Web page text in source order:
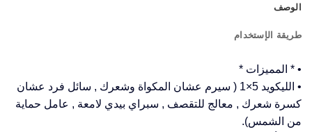
الوصف
طريقة الإستخدام
• * المميزات *
• الليكويد 5×1 ( سيرم عشان المكواة وشعرك , سائل فرد عشان
كسرة شعرك , معالج للتقصف , سبراي بيدي لامعة , عامل حماية
من الشمس).